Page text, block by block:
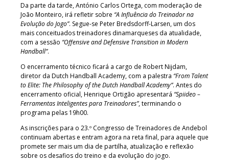
Da parte da tarde, António Carlos Ortega, com moderação de
João Monteiro, irá refletir sobre “A Influência do Treinador na
Evolução do Jogo”. Segue-se Peter Bredsdorff-Larsen, um dos
mais conceituados treinadores dinamarqueses da atualidade,
com a sessão “Offensive and Defensive Transition in Modern
Handball”.
O encerramento técnico ficará a cargo de Robert Nijdam,
diretor da Dutch Handball Academy, com a palestra “From Talent
to Elite: The Philosophy of the Dutch Handball Academy”. Antes do
encerramento oficial, Henrique Ortigão apresentará “Spiideo –
Ferramentas Inteligentes para Treinadores”, terminando o
programa pelas 19h00.
As inscrições para o 23.º Congresso de Treinadores de Andebol
continuam abertas e entram agora na reta final, para aquele que
promete ser mais um dia de partilha, atualização e reflexão
sobre os desafios do treino e da evolução do jogo.